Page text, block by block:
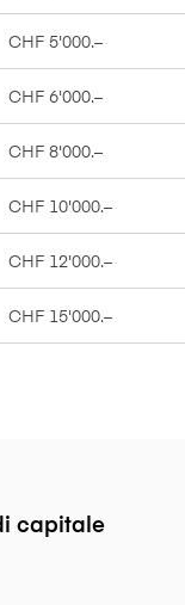
CHF 5'000.–
CHF 6'000.–
CHF 8'000.–
CHF 10'000.–
CHF 12'000.–
CHF 15'000.–
capitale